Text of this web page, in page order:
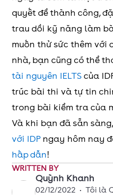
quyết để thành công,
trau dồi kỹ năng làm
muốn thử sức thêm với
nhà, bạn cũng có thể
tài nguyên IELTS của
trúc bài thi và tự tin
trong bài kiểm tra của
Và khi bạn đã sẵn
với IDPngay hôm nay
hấp dẫn!
WRITTEN BY
Quỳnh Khanh
02/12/2022 • Tôi là